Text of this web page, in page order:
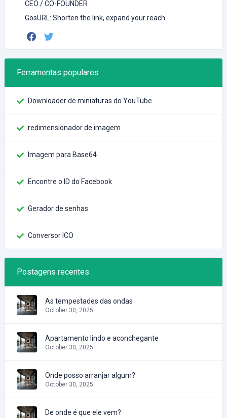
CEO / CO-FOUNDER
GosURL: Shorten the link, expand your reach.
Ferramentas populares
Downloader de miniaturas do YouTube
redimensionador de imagem
Imagem para Base64
Encontre o ID do Facebook
Gerador de senhas
Conversor ICO
Postagens recentes
As tempestades das ondas
October 30, 2025
Apartamento lindo e aconchegante
October 30, 2025
Onde posso arranjar algum?
October 30, 2025
De onde é que ele vem?